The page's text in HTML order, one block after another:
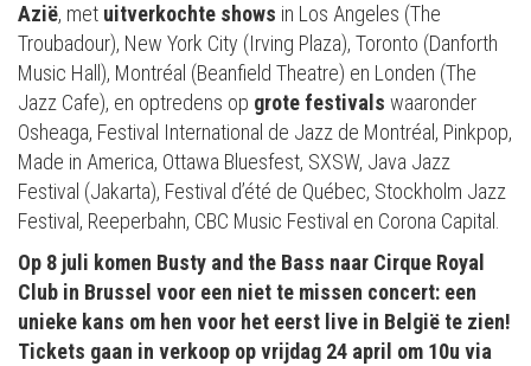
Azië, met uitverkochte shows in Los Angeles (The
Troubadour), New York City (Irving Plaza), Toronto (Danforth
Music Hall), Montréal (Beanfield Theatre) en Londen (The
Jazz Cafe), en optredens op grote festivals waaronder
Osheaga, Festival International de Jazz de Montréal, Pinkpop,
Made in America, Ottawa Bluesfest, SXSW, Java Jazz
Festival (Jakarta), Festival d’été de Québec, Stockholm Jazz
Festival, Reeperbahn, CBC Music Festival en Corona Capital.
Op 8 juli komen Busty and the Bass naar Cirque Royal
Club in Brussel voor een niet te missen concert: een
unieke kans om hen voor het eerst live in België te zien!
Tickets gaan in verkoop op vrijdag 24 april om 10u via